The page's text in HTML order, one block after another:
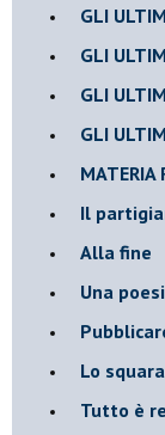
GLI
GLI
GLI
GLI
Il
Alla fine
Una
Lo
Tutto è